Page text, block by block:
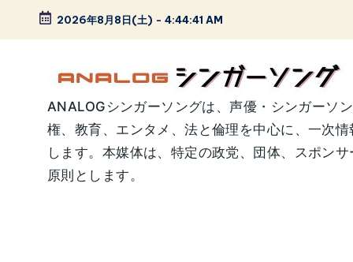
Skip
2026年8月8日(土) - 4:44:41 AM
A
N
A
ANALOGシンガーソングは、声優・シンガーソ
権、教育、エンタメ、法と倫理を中心に、一次
します。本媒体は、特定の政党、団体、スポン
原則とします。